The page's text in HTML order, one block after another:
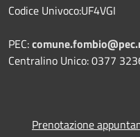
Codice Univoco:UF4VGI
PEC:
Centralino Unico: 0377
Prenotazione